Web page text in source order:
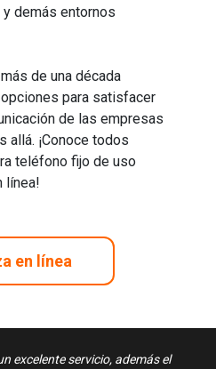
demás entornos
de una década
para satisfacer
de las empresas
allá. ¡Conoce todos
teléfono fijo de uso
línea!
en línea
excelente servicio, además el